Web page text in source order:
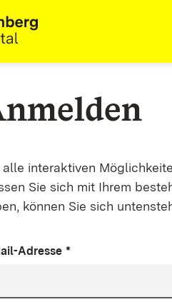
alle interaktiven
Sie sich mit Ihrem
können Sie sich
Adresse *